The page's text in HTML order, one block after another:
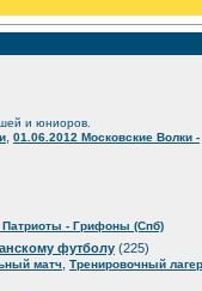
и юниоров.
01.06.2012 Московские Волки -
Патриоты - Грифоны (Спб)
футболу (225)
матч Тренировочный